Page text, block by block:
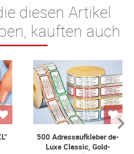
diesen Artikel
kauften auch
500 Adressaufkleber de-
Luxe Classic, Gold-